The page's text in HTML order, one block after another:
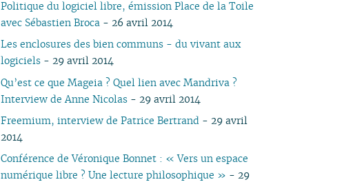
01
01
03
01
01
01
01
01
04
02
01
02
01
02
01
02
04
03
03
01
Politique du logiciel libre, émission Place de la Toile
avec Sébastien Broca - 26 avril 2014
Les enclosures des bien communs - du vivant aux
logiciels - 29 avril 2014
Qu’est ce que Mageia ? Quel lien avec Mandriva ?
Interview de Anne Nicolas - 29 avril 2014
Freemium, interview de Patrice Bertrand - 29 avril
2014
Conférence de Véronique Bonnet : « Vers un espace
numérique libre ? Une lecture philosophique » - 29